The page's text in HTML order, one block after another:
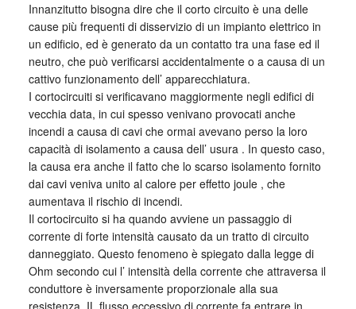
Innanzitutto bisogna dire che il corto circuito è una delle
cause più frequenti di disservizio di un impianto elettrico in
un edificio, ed è generato da un contatto tra una fase ed il
neutro, che può verificarsi accidentalmente o a causa di un
cattivo funzionamento dell’ apparecchiatura.
I cortocircuiti si verificavano maggiormente negli edifici di
vecchia data, in cui spesso venivano provocati anche
incendi a causa di cavi che ormai avevano perso la loro
capacità di isolamento a causa dell’ usura . In questo caso,
la causa era anche il fatto che lo scarso isolamento fornito
dai cavi veniva unito al calore per effetto joule , che
aumentava il rischio di incendi.
Il cortocircuito si ha quando avviene un passaggio di
corrente di forte intensità causato da un tratto di circuito
danneggiato. Questo fenomeno è spiegato dalla legge di
Ohm secondo cui l’ intensità della corrente che attraversa il
conduttore è inversamente proporzionale alla sua
resistenza. IL flusso eccessivo di corrente fa entrare in